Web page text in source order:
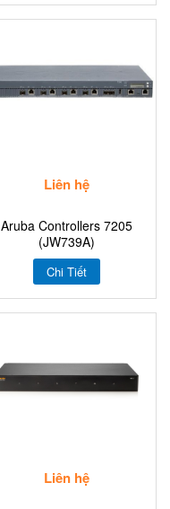
Liên hệ
Aruba Controllers 7205
(JW739A)
Chi Tiết
Liên hệ